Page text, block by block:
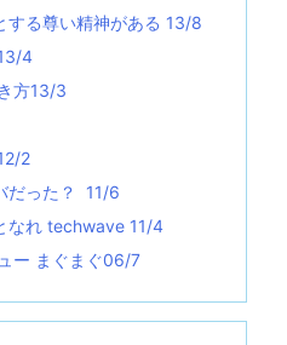
する尊い精神がある 13/8
4
方13/3
2
だった？ 11/6
なれ techwave 11/4
ー まぐまぐ06/7